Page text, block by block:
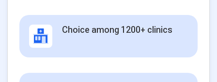
Choice among 1200+ clinics